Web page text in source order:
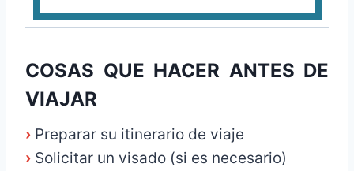
COSAS QUE HACER ANTES DE
VIAJAR
› Preparar su itinerario de viaje
› Solicitar un visado (si es necesario)